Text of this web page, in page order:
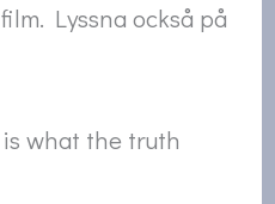
Lyssna också på
what the truth